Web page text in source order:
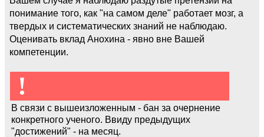
понимание того, как "на самом деле" работает мозг, а
твердых и систематических знаний не наблюдаю.
Оценивать вклад Анохина - явно вне Вашей
компетенции.
!
В связи с вышеизложенным - бан за очернение
конкретного ученого. Ввиду предыдущих
"достижений" - на месяц.